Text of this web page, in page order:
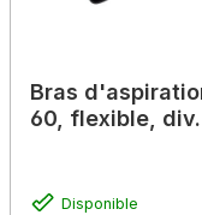
Bras
60, flexible,
Disponible